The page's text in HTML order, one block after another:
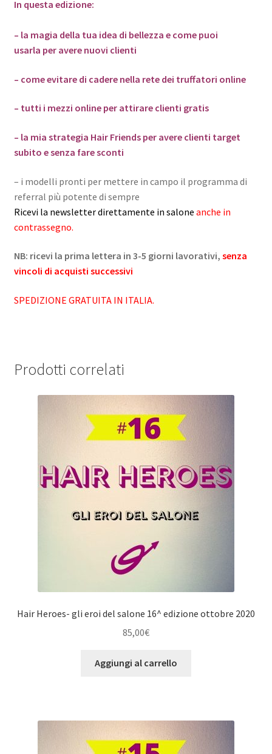
In questa edizione:
– la magia della tua idea di bellezza e come puoi
usarla per avere nuovi clienti
– come evitare di cadere nella rete dei truffatori online
– tutti i mezzi online per attirare clienti gratis
– la mia strategia Hair Friends per avere clienti target
subito e senza fare sconti
– i modelli pronti per mettere in campo il programma di
referral più potente di sempre
Ricevi la newsletter direttamente in salone anche in
contrassegno.
NB: ricevi la prima lettera in 3-5 giorni lavorativi, senza
vincoli di acquisti successivi
SPEDIZIONE GRATUITA IN ITALIA.
Prodotti correlati
Hair Heroes- gli eroi del salone 16^ edizione ottobre 2020
85,00€
Aggiungi al carrello